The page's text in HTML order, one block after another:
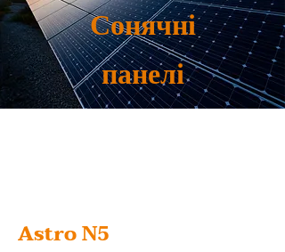
Сонячні
панелі
Astro N5